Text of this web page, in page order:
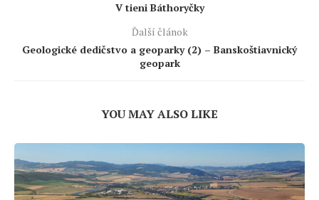
V tieni Báthoryčky
Ďalší článok
Geologické dedičstvo a geoparky (2) – Banskoštiavnický
geopark
YOU MAY ALSO LIKE